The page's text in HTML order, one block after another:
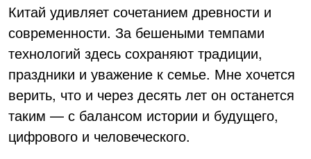
Китай удивляет сочетанием древности и
современности. За бешеными темпами
технологий здесь сохраняют традиции,
праздники и уважение к семье. Мне хочется
верить, что и через десять лет он останется
таким — с балансом истории и будущего,
цифрового и человеческого.